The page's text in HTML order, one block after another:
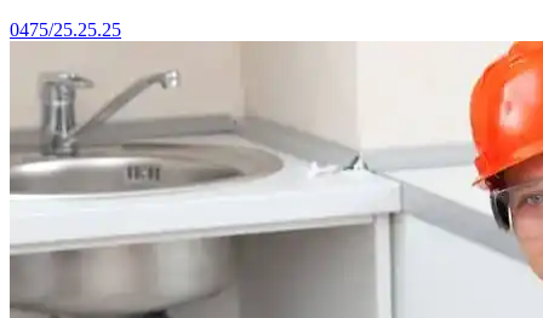
0475/25.25.25